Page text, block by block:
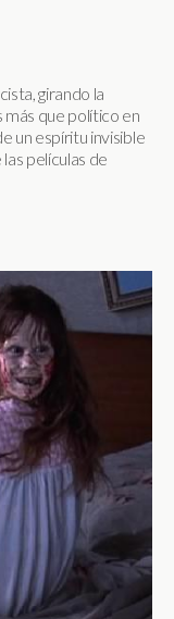
girando la
más que político en
un espíritu invisible
películas de